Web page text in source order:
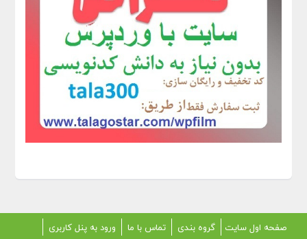
صفحه اول سایت گروه بندی تماس با ما
ورود به پنل کاربری